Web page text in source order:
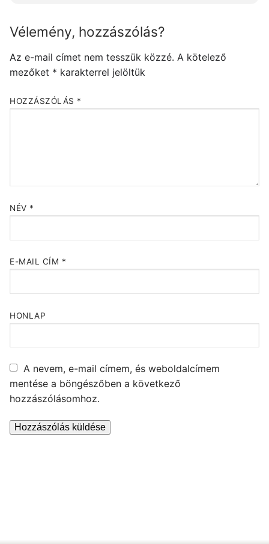
Vélemény, hozzászólás?
Az e-mail címet nem tesszük közzé. A kötelező
mezőket * karakterrel jelöltük
HOZZÁSZÓLÁS *
NÉV *
E-MAIL CÍM *
HONLAP
A nevem, e-mail címem, és weboldalcímem
mentése a böngészőben a következő
hozzászólásomhoz.